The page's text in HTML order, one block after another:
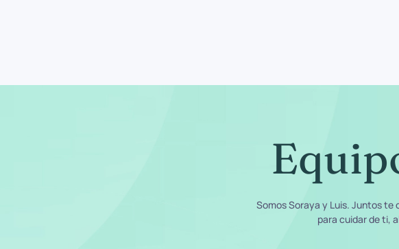
Somos Soraya y Luis. Juntos
para cuidar de ti,